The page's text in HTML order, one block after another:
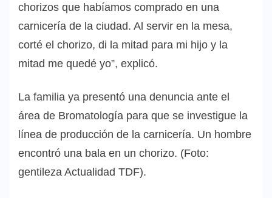
chorizos que habíamos comprado en una
carnicería de la ciudad. Al servir en la mesa,
corté el chorizo, di la mitad para mi hijo y la
mitad me quedé yo”, explicó.
La familia ya presentó una denuncia ante el
área de Bromatología para que se investigue la
línea de producción de la carnicería. Un hombre
encontró una bala en un chorizo. (Foto:
gentileza Actualidad TDF).